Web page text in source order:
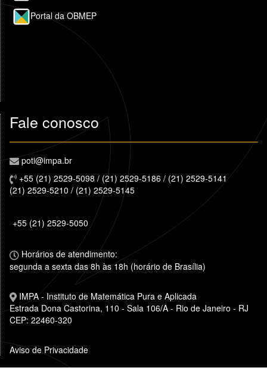
Portal da OBMEP
Fale conosco
poti@impa.br
+55 (21) 2529-5098 / (21) 2529-5186 / (21) 2529-5141
(21) 2529-5210 / (21) 2529-5145
+55 (21) 2529-5050
Horários de atendimento:
segunda a sexta das 8h às 18h (horário de Brasília)
IMPA - Instituto de Matemática Pura e Aplicada
Estrada Dona Castorina, 110 - Sala 106/A - Rio de Janeiro - RJ
CEP: 22460-320
Aviso de Privacidade